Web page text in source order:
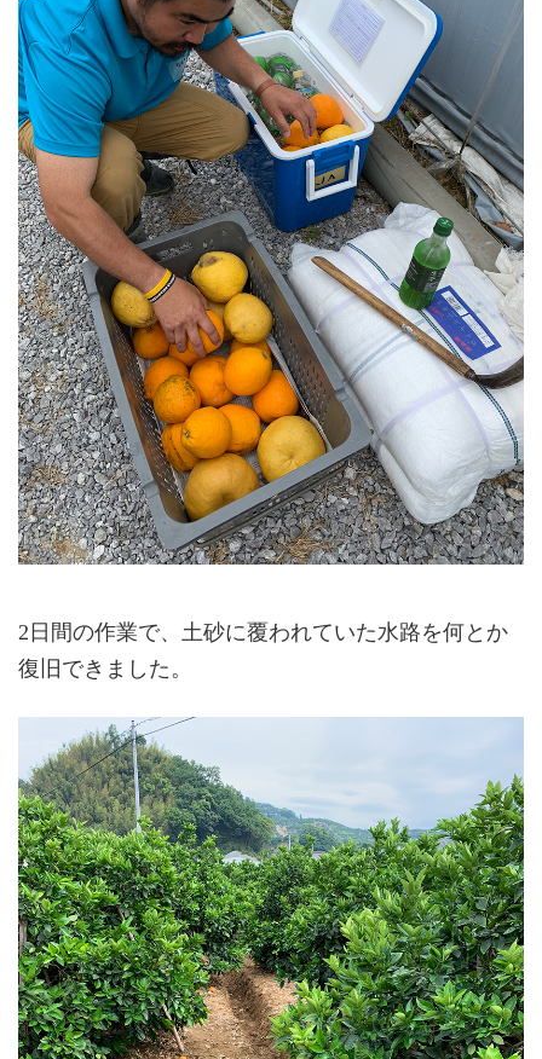
2日間の作業で、土砂に覆われていた水路を何とか
復旧できました。